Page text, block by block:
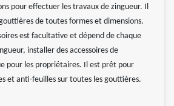
pour effectuer les travaux de zingueur. Il
de toutes formes et dimensions.
est facultative et dépend de chaque
installer des accessoires de
pour les propriétaires. Il est prêt pour
et anti-feuilles sur toutes les gouttières.